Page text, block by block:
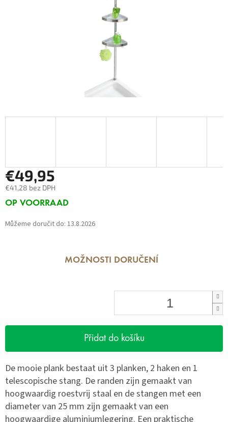
€49,95
€41,28 bez DPH
Měrná
OP VOORRAAD
Můžeme doručit do: 13.8.2026
MOŽNOSTI DORUČENÍ
Přidat do košíku
De mooie plank bestaat uit 3 planken, 2 haken en 1
telescopische stang. De randen zijn gemaakt van
hoogwaardig roestvrij staal en de stangen met een
diameter van 25 mm zijn gemaakt van een
hoogwaardige aluminiumlegering. Een praktische